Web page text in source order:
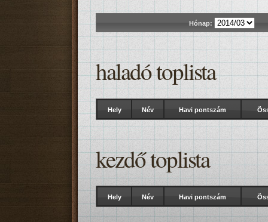
Hónap:
haladó toplista
Hely Név Havi pontszám
kezdő toplista
Hely Név Havi pontszám